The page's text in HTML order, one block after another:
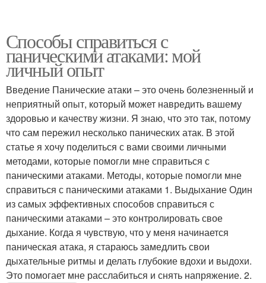
Способы справиться с
паническими атаками: мой
личный опыт
Введение Панические атаки – это очень болезненный и
неприятный опыт, который может навредить вашему
здоровью и качеству жизни. Я знаю, что это так, потому
что сам пережил несколько панических атак. В этой
статье я хочу поделиться с вами своими личными
методами, которые помогли мне справиться с
паническими атаками. Методы, которые помогли мне
справиться с паническими атаками 1. Выдыхание Один
из самых эффективных способов справиться с
паническими атаками – это контролировать свое
дыхание. Когда я чувствую, что у меня начинается
паническая атака, я стараюсь замедлить свои
дыхательные ритмы и делать глубокие вдохи и выдохи.
Это помогает мне расслабиться и снять напряжение. 2.